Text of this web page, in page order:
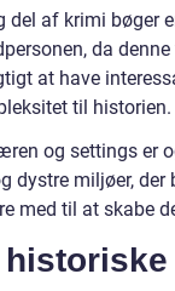
del af krimi bøger
da
at have
til historien.
og settings er
dystre miljøer,
med til at skabe